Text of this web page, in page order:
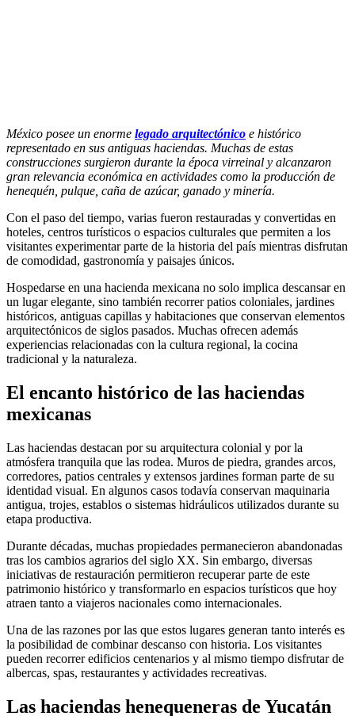
México posee un enorme legado arquitectónico e histórico
representado en sus antiguas haciendas. Muchas de estas
construcciones surgieron durante la época virreinal y alcanzaron
gran relevancia económica en actividades como la producción de
henequén, pulque, caña de azúcar, ganado y minería.
Con el paso del tiempo, varias fueron restauradas y convertidas en
hoteles, centros turísticos o espacios culturales que permiten a los
visitantes experimentar parte de la historia del país mientras disfrutan
de comodidad, gastronomía y paisajes únicos.
Hospedarse en una hacienda mexicana no solo implica descansar en
un lugar elegante, sino también recorrer patios coloniales, jardines
históricos, antiguas capillas y habitaciones que conservan elementos
arquitectónicos de siglos pasados. Muchas ofrecen además
experiencias relacionadas con la cultura regional, la cocina
tradicional y la naturaleza.
El encanto histórico de las haciendas
mexicanas
Las haciendas destacan por su arquitectura colonial y por la
atmósfera tranquila que las rodea. Muros de piedra, grandes arcos,
corredores, patios centrales y extensos jardines forman parte de su
identidad visual. En algunos casos todavía conservan maquinaria
antigua, trojes, establos o sistemas hidráulicos utilizados durante su
etapa productiva.
Durante décadas, muchas propiedades permanecieron abandonadas
tras los cambios agrarios del siglo XX. Sin embargo, diversas
iniciativas de restauración permitieron recuperar parte de este
patrimonio histórico y transformarlo en espacios turísticos que hoy
atraen tanto a viajeros nacionales como internacionales.
Una de las razones por las que estos lugares generan tanto interés es
la posibilidad de combinar descanso con historia. Los visitantes
pueden recorrer edificios centenarios y al mismo tiempo disfrutar de
albercas, spas, restaurantes y actividades recreativas.
Las haciendas henequeneras de Yucatán